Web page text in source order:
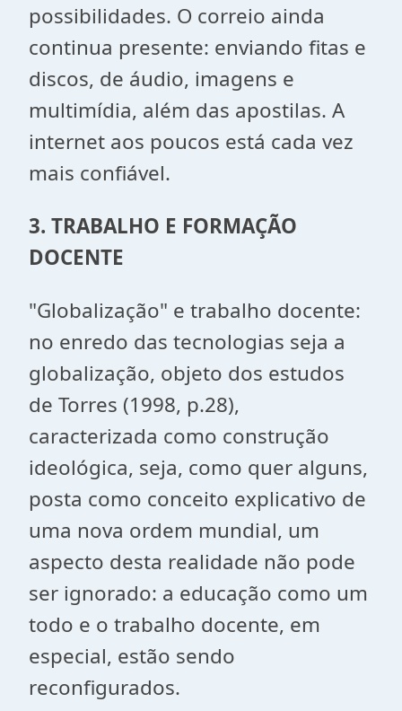
possibilidades. O correio ainda
continua presente: enviando fitas e
discos, de áudio, imagens e
multimídia, além das apostilas. A
internet aos poucos está cada vez
mais confiável.
3. TRABALHO E FORMAÇÃO
DOCENTE
"Globalização" e trabalho docente:
no enredo das tecnologias seja a
globalização, objeto dos estudos
de Torres (1998, p.28),
caracterizada como construção
ideológica, seja, como quer alguns,
posta como conceito explicativo de
uma nova ordem mundial, um
aspecto desta realidade não pode
ser ignorado: a educação como um
todo e o trabalho docente, em
especial, estão sendo
reconfigurados.